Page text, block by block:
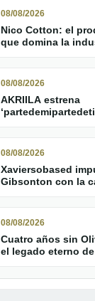
08/08/2026
Nico Cotton: el
que domina la
08/08/2026
AKRIILA estrena
08/08/2026
Xaviersobased
Gibsonton con la
08/08/2026
Cuatro años sin
el legado eterno